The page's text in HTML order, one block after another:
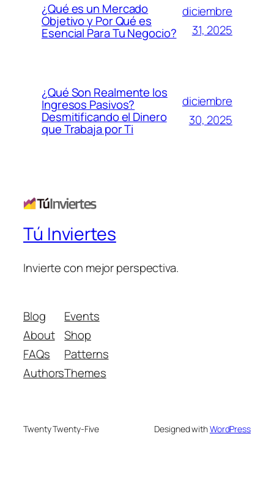
¿Qué es un Mercado
Objetivo y Por Qué es
Esencial Para Tu Negocio?
diciembre
31, 2025
¿Qué Son Realmente los
Ingresos Pasivos?
Desmitificando el Dinero
que Trabaja por Ti
diciembre
30, 2025
Tú Inviertes
Invierte con mejor perspectiva.
Blog
About
FAQs
Authors
Events
Shop
Patterns
Themes
Twenty Twenty-Five Designed withWordPress